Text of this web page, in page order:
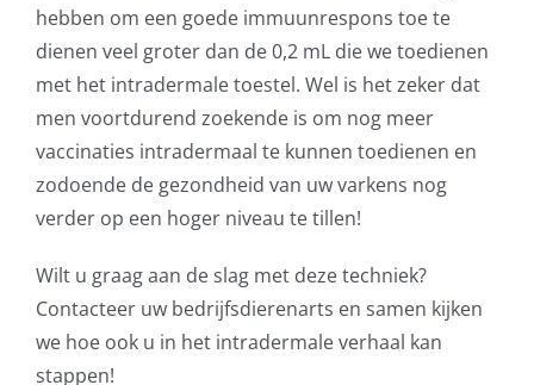
hebben om een goede immuunrespons toe te
dienen veel groter dan de 0,2 mL die we toedienen
met het intradermale toestel. Wel is het zeker dat
men voortdurend zoekende is om nog meer
vaccinaties intradermaal te kunnen toedienen en
zodoende de gezondheid van uw varkens nog
verder op een hoger niveau te tillen!
Wilt u graag aan de slag met deze techniek?
Contacteer uw bedrijfsdierenarts en samen kijken
we hoe ook u in het intradermale verhaal kan
stappen!